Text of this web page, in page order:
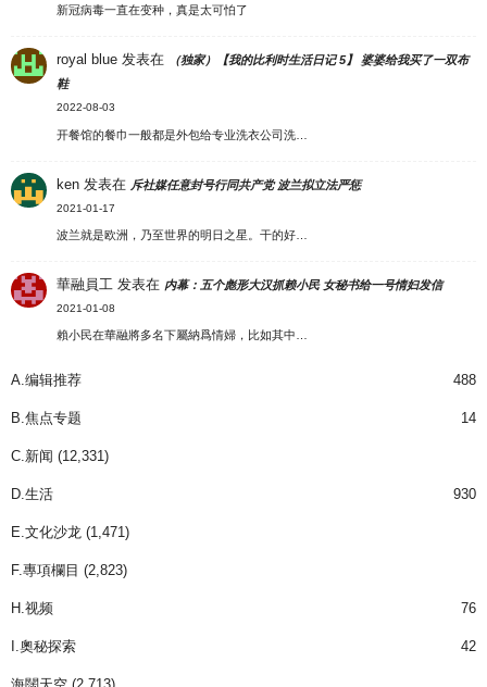
新冠病毒一直在变种，真是太可怕了
royal blue 发表在
（独家）【我的比利时生活日记 5】 婆婆给我买了一双布
鞋
2022-08-03
开餐馆的餐巾一般都是外包给专业洗衣公司洗…
ken 发表在 斥社媒任意封号行同共产党 波兰拟立法严惩
2021-01-17
波兰就是欧洲，乃至世界的明日之星。干的好…
華融員工 发表在 内幕：五个彪形大汉抓赖小民 女秘书给一号情妇发信
2021-01-08
賴小民在華融將多名下屬納爲情婦，比如其中…
A.编辑推荐 488
B.焦点专题 14
C.新闻 (12,331)
D.生活 930
E.文化沙龙 (1,471)
F.專項欄目 (2,823)
H.视频 76
I.奧秘探索 42